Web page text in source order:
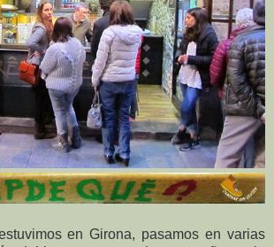
en Girona, pasamos en varias